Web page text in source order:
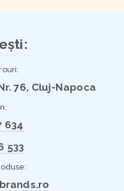
76, Cluj-Napoca
634
533